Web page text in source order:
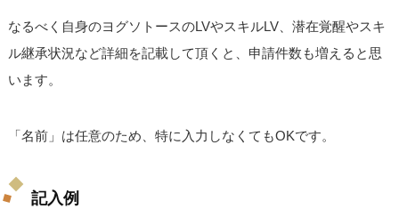
なるべく自身のヨグソトースのLVやスキルLV、潜在覚醒やスキ
ル継承状況など詳細を記載して頂くと、申請件数も増えると思
います。
「名前」は任意のため、特に入力しなくてもOKです。
記入例